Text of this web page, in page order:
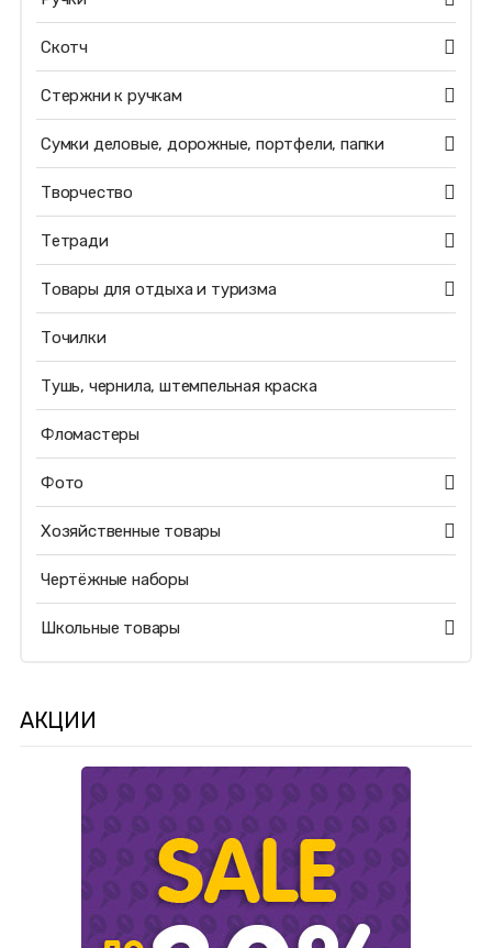
Скотч
Стержни к ручкам
Сумки деловые, дорожные, портфели, папки
Творчество
Тетради
Товары для отдыха и туризма
Точилки
Тушь, чернила, штемпельная краска
Фломастеры
Фото
Хозяйственные товары
Чертёжные наборы
Школьные товары
АКЦИИ